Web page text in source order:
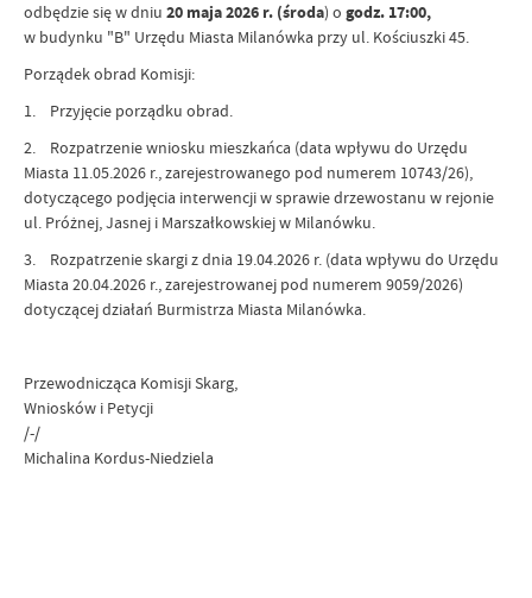
odbędzie się w dniu 20 maja 2026 r. (środa) o godz. 17:00,
w budynku "B" Urzędu Miasta Milanówka przy ul. Kościuszki 45.
Porządek obrad Komisji:
1. Przyjęcie porządku obrad.
2. Rozpatrzenie wniosku mieszkańca (data wpływu do Urzędu
Miasta 11.05.2026 r., zarejestrowanego pod numerem 10743/26),
dotyczącego podjęcia interwencji w sprawie drzewostanu w rejonie
ul. Próżnej, Jasnej i Marszałkowskiej w Milanówku.
3. Rozpatrzenie skargi z dnia 19.04.2026 r. (data wpływu do Urzędu
Miasta 20.04.2026 r., zarejestrowanej pod numerem 9059/2026)
dotyczącej działań Burmistrza Miasta Milanówka.
Przewodnicząca Komisji Skarg,
Wniosków i Petycji
/-/
Michalina Kordus-Niedziela